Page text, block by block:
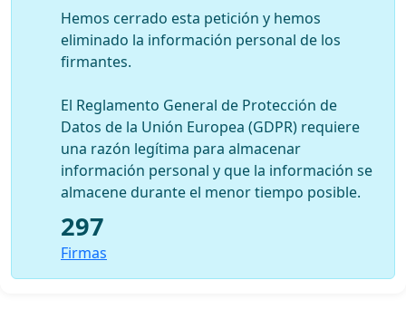
Hemos cerrado esta petición y hemos
eliminado la información personal de los
firmantes.
El Reglamento General de Protección de
Datos de la Unión Europea (GDPR) requiere
una razón legítima para almacenar
información personal y que la información se
almacene durante el menor tiempo posible.
297
Firmas